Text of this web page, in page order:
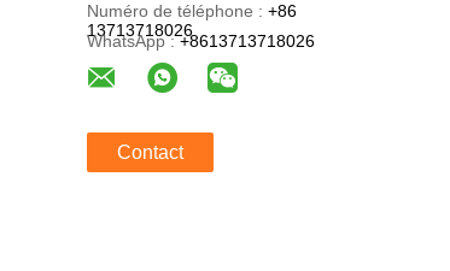
Numéro de téléphone : +86
13713718026
WhatsApp :+8613713718026
Contact